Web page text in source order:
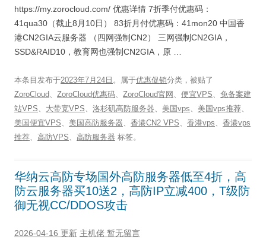
https://my.zorocloud.com/ 优惠详情 7折季付优惠码：
41qua30（截止8月10日） 83折月付优惠码：41mon20 中国香
港CN2GIA云服务器 （四网强制CN2） 三网强制CN2GIA，
SSD&RAID10，教育网也强制CN2GIA，原 …
本条目发布于2023年7月24日 。属于优惠促销分类，被贴了
ZoroCloud、 ZoroCloud优惠码、 ZoroCloud官网 、 便宜VPS、 免备案建
站VPS、 大带宽VPS、 洛杉矶高防服务器、 美国vps、 美国vps推荐、
美国便宜VPS、 美国高防服务器、 香港CN2 VPS、 香港vps、 香港vps
推荐、 高防VPS、 高防服务器 标签。
华纳云高防专场国外高防服务器低至4折，高
防云服务器买10送2，高防IP立减400，T级防
御无视CC/DDOS攻击
2026-04-16 更新 主机佬 暂无留言